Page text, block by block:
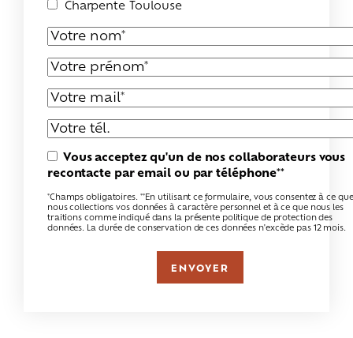
Charpente Toulouse
Vous acceptez qu'un de nos collaborateurs vous
recontacte par email ou par téléphone**
*Champs obligatoires. **En utilisant ce formulaire, vous consentez à ce que
nous collections vos données à caractère personnel et à ce que nous les
traitions comme indiqué dans la présente politique de protection des
données. La durée de conservation de ces données n'excède pas 12 mois.